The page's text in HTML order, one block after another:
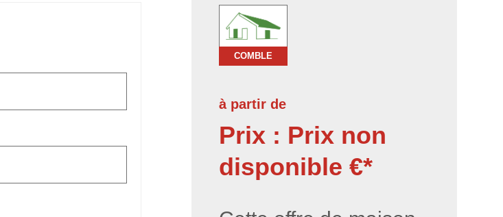
COMBLE
à partir de
Prix : Prix non
disponible €*